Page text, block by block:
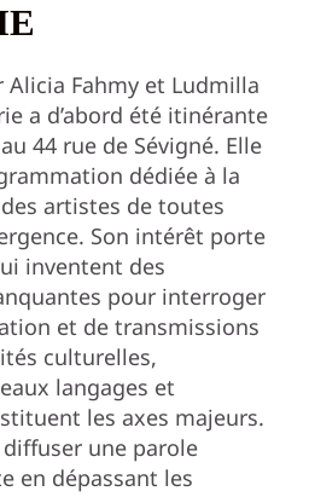
Alicia Fahmy et Ludmilla
a d’abord été itinérante
44 rue de Sévigné. Elle
dédiée à la
artistes de toutes
Son intérêt porte
inventent des
pour interroger
et de transmissions
culturelles,
langages et
les axes majeurs.
une parole
en dépassant les